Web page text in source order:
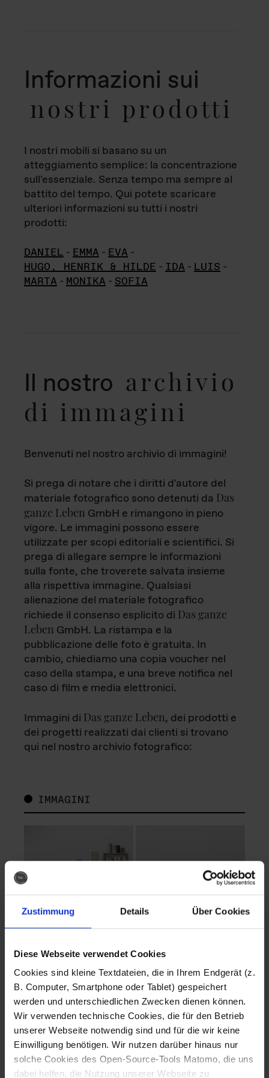
Zustimmung Details Über Cookies
Diese Webseite verwendet Cookies
Cookies sind kleine Textdateien, die in Ihrem Endgerät (z.
B. Computer, Smartphone oder Tablet) gespeichert
werden und unterschiedlichen Zwecken dienen können.
Wir verwenden technische Cookies, die für den Betrieb
unserer Webseite notwendig sind und für die wir keine
Einwilligung benötigen. Wir nutzen darüber hinaus nur
solche Cookies des Open-Source-Tools Matomo, die uns
dabei helfen, die Nutzung unserer Webseite zu
Informazioni sui
nostri prodotti
I nostri mobili si basano su un
atteggiamento semplice: la concentrazione
sull'essenziale. Senza tempo ma sempre al
battito del tempo. Qui potete scaricare
ulteriori informazioni su tutti i nostri
prodotti:
DANIEL - EMMA - EVA -
HUGO, HENRIK & HILDE - IDA - LUIS -
MARTA - MONIKA - SOFIA
Il nostro archivio
di immagini
Benvenuti nel nostro archivio di immagini!
Si prega di notare che i diritti d'autore del
materiale fotografico sono detenuti da Das
ganze Leben GmbH e rimangono in pieno
vigore. Le immagini possono essere
utilizzate per scopi editoriali e scientifici. Si
prega di allegare sempre le informazioni
sulla fonte, che troverete salvata insieme
alla rispettiva immagine. Qualsiasi
alienazione del materiale fotografico
richiede il consenso esplicito di Das ganze
Leben GmbH. La ristampa e la
pubblicazione delle foto è gratuita. In
cambio, chiediamo una copia voucher nel
caso della stampa, e una breve notifica nel
caso di film e media elettronici.
Immagini di Das ganze Leben, dei prodotti e
dei progetti realizzati dai clienti si trovano
qui nel nostro archivio fotografico:
IMMAGINI
Fotografo: Lorenz
Sternbach
Download
Fotografo: Lorenz
Sternbach
Download